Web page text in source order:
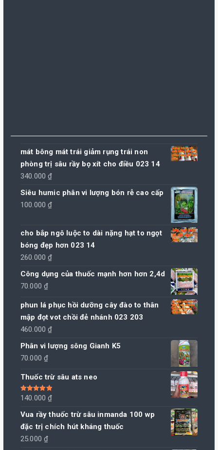
mát bông mát trái giảm rụng trái non
phòng trị sâu rầy bọ xít cho điều 023 14
340.000₫
Siêu humic phân vi lượng bón rễ cao cấp
100.000₫
cho bắp ngô luộc to dài nặng hạt to ngọt
bóng đẹp hơn 023 14
260.000₫
Công dụng của thuốc mạnh hơn hơn 2,4d
70.000₫
phun lá phục hồi dưỡng cây đào to thân
mập đọt vot chồi đẻ nhánh 023 203
460.000₫
Phân vi lượng sông Gianh K5
70.000₫
Thuốc trừ sâu ats neo
Được xếp
hạng 5.00 5
140.000₫
Vua rầy thuốc trừ sâu inmanda 100 wp
đặc trị chích hút kháng thuốc
25.000₫